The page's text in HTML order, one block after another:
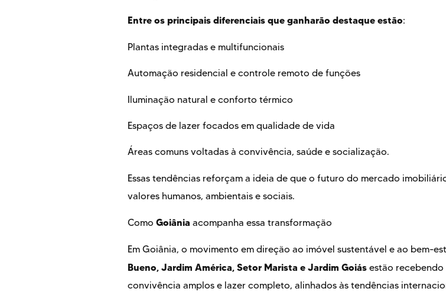
Entre os principais diferenciais que ganharão destaque estão:
Plantas integradas e multifuncionais
Automação residencial e controle remoto de funções
Iluminação natural e conforto térmico
Espaços de lazer focados em qualidade de vida
Áreas comuns voltadas à convivência, saúde e socialização.
Essas tendências reforçam a ideia de que o futuro do mercado
valores humanos, ambientais e sociais.
Como Goiânia acompanha essa transformação
Em Goiânia, o movimento em direção ao imóvel sustentável e ao bem-
Bueno, Jardim América, Setor Marista e Jardim Goiás estão recebendo
convivência amplos e lazer completo, alinhados às tendências